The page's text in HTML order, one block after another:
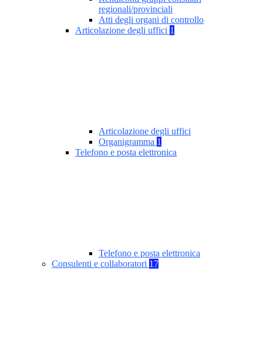
regionali/provinciali
Atti degli organi di controllo
Articolazione degli uffici 1
Articolazione degli uffici
Organigramma 1
Telefono e posta elettronica
Telefono e posta elettronica
Consulenti e collaboratori 17